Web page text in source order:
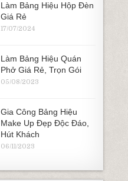
Làm Bảng Hiệu Hộp Đèn
Giá Rẻ
17/07/2024
Làm Bảng Hiệu Quán
Phở Giá Rẻ, Trọn Gói
05/08/2023
Gia Công Bảng Hiệu
Make Up Đẹp Độc Đáo,
Hút Khách
06/11/2023